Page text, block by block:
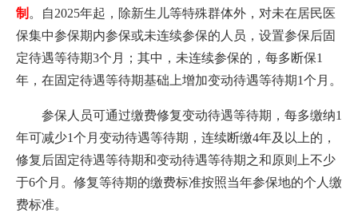
制 。自2025年起，除新生儿等特殊群体外，对未在居民医
保集中参保期内参保或未连续参保的人员，设置参保后固
定待遇等待期3个月；其中，未连续参保的，每多断保1
年，在固定待遇等待期基础上增加变动待遇等待期1个月。
参保人员可通过缴费修复变动待遇等待期，每多缴纳1
年可减少1个月变动待遇等待期，连续断缴4年及以上的，
修复后固定待遇等待期和变动待遇等待期之和原则上不少
于6个月。修复等待期的缴费标准按照当年参保地的个人缴
费标准。